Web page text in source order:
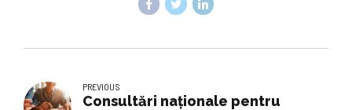
PREVIOUS
Consultări naționale pentru